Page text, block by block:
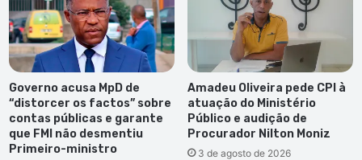
Governo acusa MpD de
“distorcer os factos” sobre
contas públicas e garante
que FMI não desmentiu
Primeiro-ministro
Amadeu Oliveira pede CPI à
atuação do Ministério
Público e audição de
Procurador Nilton Moniz
3 de agosto de 2026